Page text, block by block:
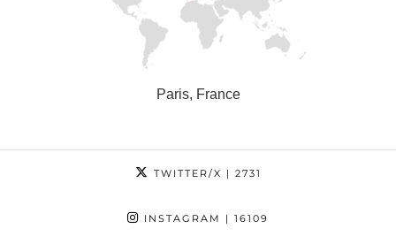
Paris, France
TWITTER/X | 2731
INSTAGRAM | 16109